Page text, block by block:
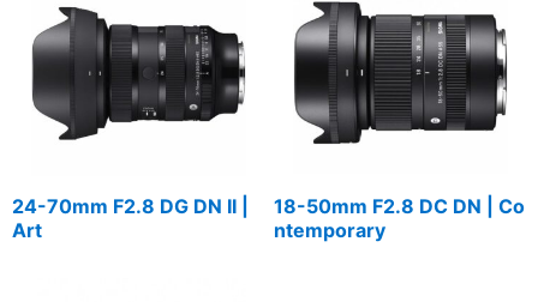
24-70mm F2.8 DG DN II |
Art
18-50mm F2.8 DC DN | Co
ntemporary